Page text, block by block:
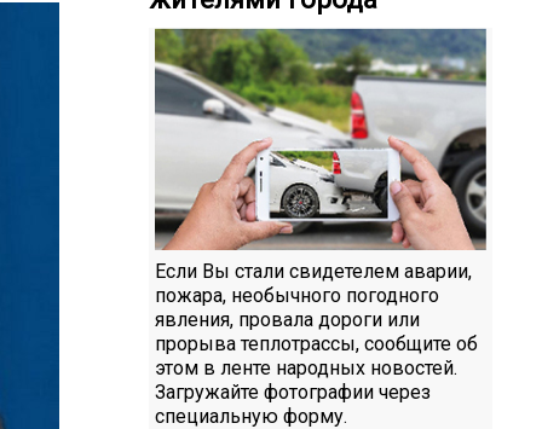
Если Вы стали свидетелем аварии,
пожара, необычного погодного
явления, провала дороги или
прорыва теплотрассы, сообщите об
этом в ленте народных новостей.
Загружайте фотографии через
специальную форму.